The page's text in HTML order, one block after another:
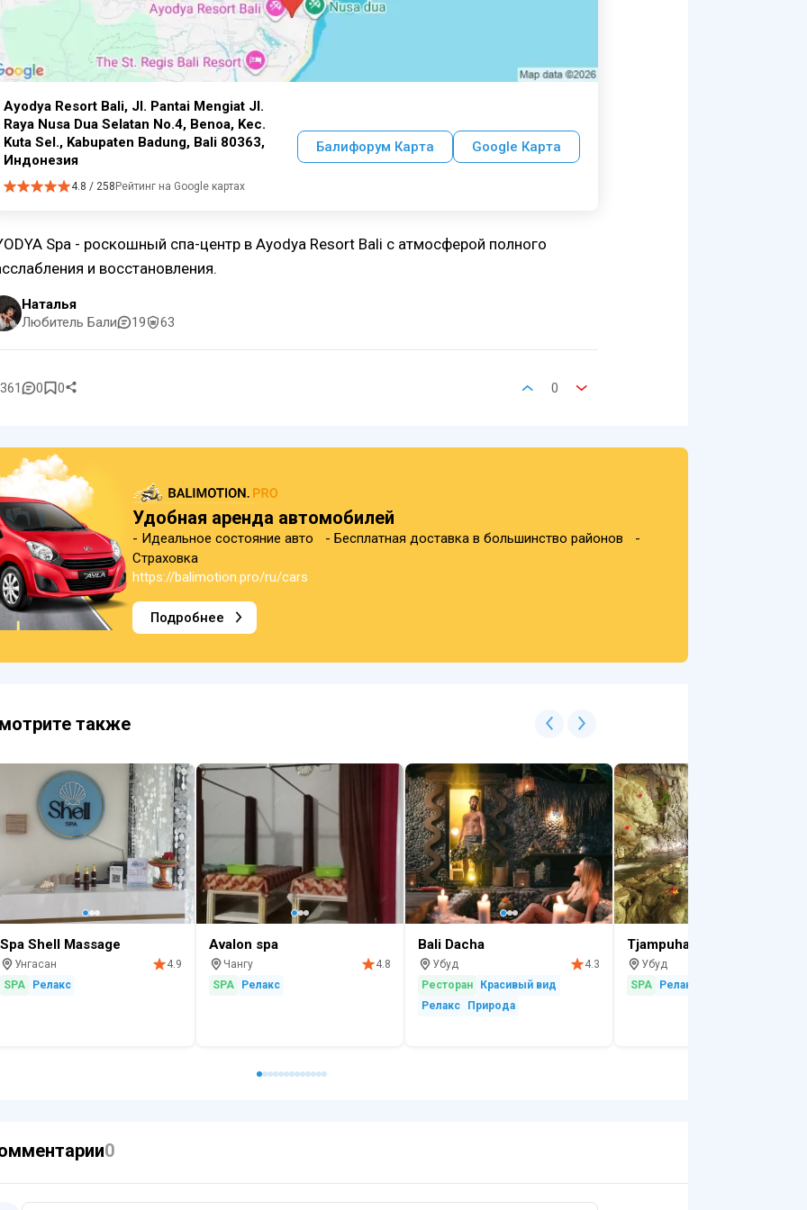
Ayodya Resort Bali, Jl. Pantai Mengiat Jl.
Raya Nusa Dua Selatan No.4, Benoa, Kec.
Kuta Sel., Kabupaten Badung, Bali 80363,
Индонезия
4.8 / 258 Рейтинг на Google картах
Балифорум Карта Google Карта
Spa - роскошный спа-центр в Ayodya Resort Bali с атмосферой полного
и восстановления.
Наталья
Любитель Бали
19 63
361 0 0 0
Удобная аренда автомобилей
- Идеальное состояние авто - Бесплатная доставка в большинство районов -
Страховка
https://balimotion.pro/ru/cars
Подробнее
также
Spa Shell Massage
Унгасан
4.9
SPA
Релакс
Avalon spa
Чангу
4.8
SPA
Релакс
Bali Dacha
Убуд
4.3
Ресторан
Красивый вид
Релакс
Природа
Tjampuhan Spa
Убуд
SPA
Релакс
0